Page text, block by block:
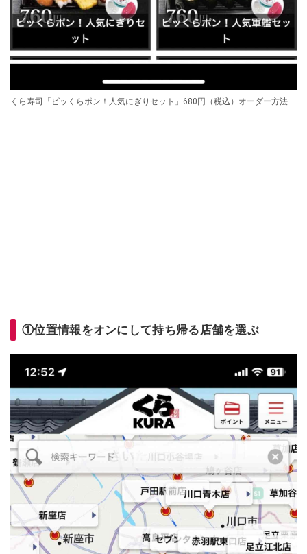
くら寿司「ビッくらポン！人気にぎりセット」680円（税込）オーダー方法
①位置情報をオンにして持ち帰る店舗を選ぶ